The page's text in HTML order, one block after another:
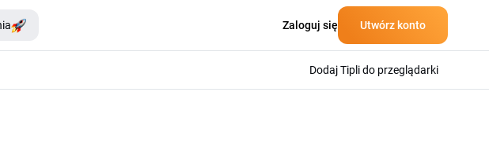
Zaloguj się Utwórz konto
Dodaj Tipli do przeglądarki